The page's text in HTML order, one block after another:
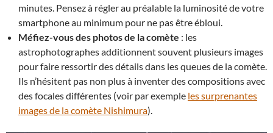
minutes. Pensez à régler au préalable la luminosité de votre
smartphone au minimum pour ne pas être ébloui.
Méfiez-vous des photos de la comète : les
astrophotographes additionnent souvent plusieurs images
pour faire ressortir des détails dans les queues de la comète.
Ils n’hésitent pas non plus à inventer des compositions avec
des focales différentes (voir par exemple les surprenantes
images de la comète Nishimura).